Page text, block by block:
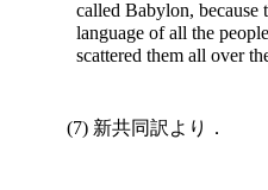
called Babylon, because
language of all the
scattered them all over
(7) 新共同訳より．